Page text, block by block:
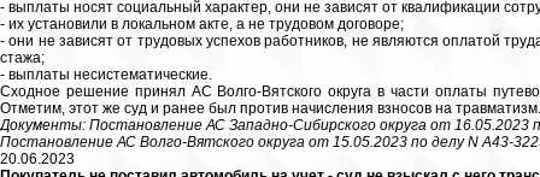
- выплаты носят социальный характер, они не зависят от квалификации
- их установили в локальном акте, а не трудовом договоре;
- они не зависят от трудовых успехов работников, не являются оплатой
стажа;
- выплаты несистематические.
Сходное решение принял АС Волго-Вятского округа в части оплаты
Отметим, этот же суд и ранее был против начисления взносов на травматизм.
Документы: Постановление АС Западно-Сибирского округа от 16.05.2023
Постановление АС Волго-Вятского округа от 15.05.2023 по делу N А43-
20.06.2023